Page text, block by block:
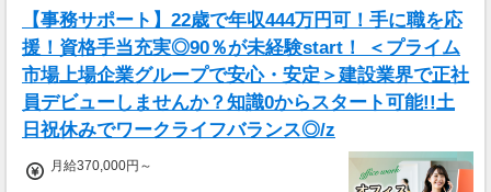
■配達日数：17日
■平均配送件数：19件/日
■使用車両：バイク
週末のみ・夜間のみでもOK！スキマ時間を活か
して配達が可能！
もちろんガッツリ働きたい方も大歓迎です♪
あなたのライフスタイルに合わせて配達できま
【事務サポート】22歳で年収444万円可！手に職を応
援！資格手当充実◎90％が未経験start！ ＜プライム
市場上場企業グループで安心・安定＞建設業界で正社
員デビューしませんか？知識0からスタート可能!!土
日祝休みでワークライフバランス◎/z
月給370,000円～